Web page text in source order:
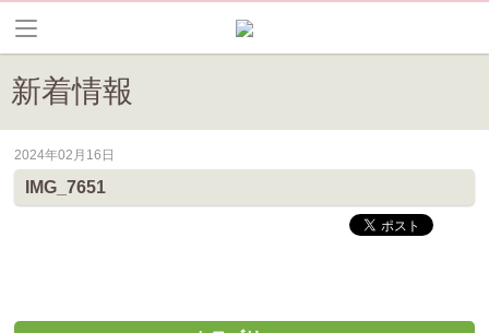
新着情報
皆野町のイベントやお祭り、花情報等の最新情報や観光協会会員情報
2024年02月16日
IMG_7651